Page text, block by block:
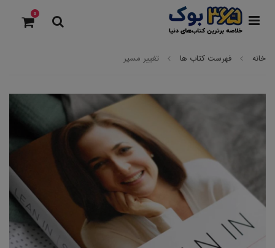
0
خانه فهرست کتاب ها تغییر مسیر